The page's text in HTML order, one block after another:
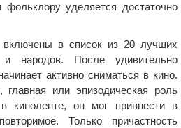
уделяется достаточно
включены в список из 20 лучших
народов. После удивительно
активно сниматься в кино.
главная или эпизодическая роль
киноленте, он мог привнести в
Только причастность